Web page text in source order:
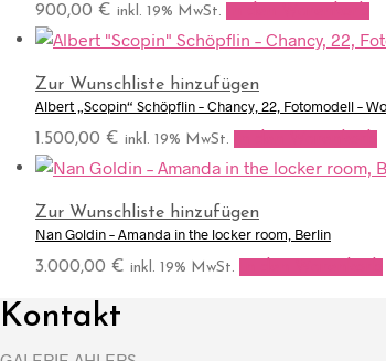
900,00 € inkl. 19% MwSt.
Zur Wunschliste hinzufügen
Albert „Scopin“ Schöpflin – Chancy, 22, Fotomodell –
1.500,00 € inkl. 19% MwSt.
Zur Wunschliste hinzufügen
Nan Goldin – Amanda in the locker room, Berlin
3.000,00 € inkl. 19% MwSt.
Kontakt